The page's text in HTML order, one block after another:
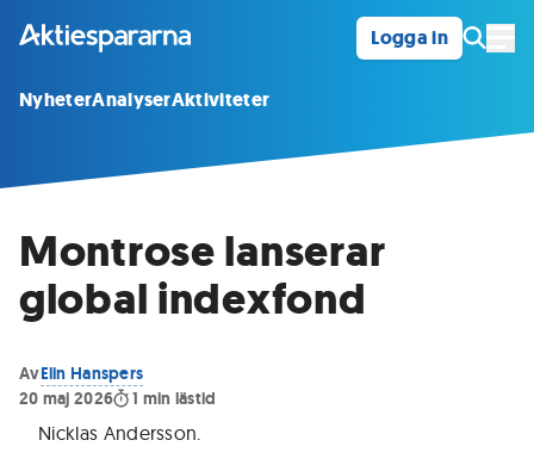
Logga in
NyheterAnalyserAktiviteter
Montrose lanserar
global indexfond
AvElin Hanspers
20 maj 2026
1 min lästid
Nicklas Andersson.